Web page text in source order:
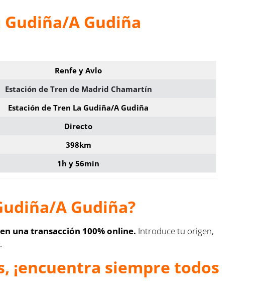
A Gudiña
Renfe y Avlo
Estación de Tren de Madrid Chamartín
Estación de Tren La Gudiña/A Gudiña
Directo
398km
1h y 56min
A Gudiña?
una transacción 100% online. Introduce tu origen,
¡encuentra siempre todos